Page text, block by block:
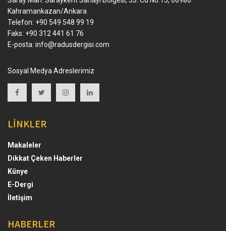
Kahramankazan/Ankara
Telefon: +90 549 548 99 19
Faks: +90 312 441 61 76
E-posta: info@radusdergisi.com
Sosyal Medya Adreslerimiz
LİNKLER
Makaleler
Dikkat Çeken Haberler
Künye
E-Dergi
İletişim
HABERLER